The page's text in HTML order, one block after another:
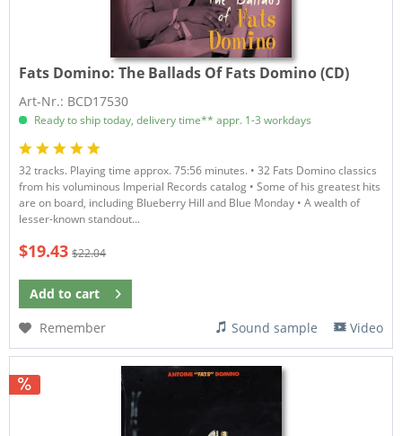
Fats Domino: The Ballads Of Fats Domino (CD)
Art-Nr.: BCD17530
Ready to ship today, delivery time** appr. 1-3 workdays
32 tracks. Playing time approx. 75:56 minutes. • 32 Fats Domino classics
from his voluminous Imperial Records catalog • Some of his greatest hits
are on board, including Blueberry Hill and Blue Monday • A wealth of
lesser-known standout...
$19.43 $22.04
Add to cart
Remember
Sound sample Video